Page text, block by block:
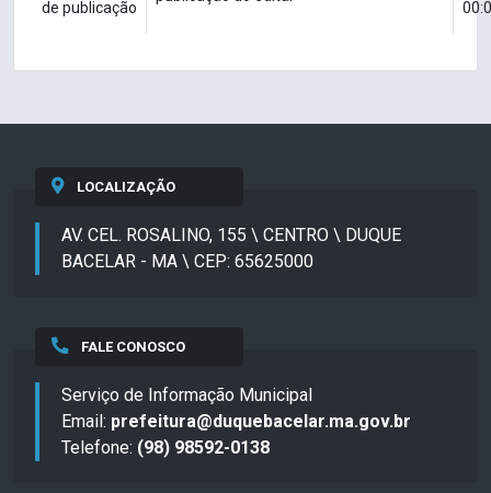
de publicação
LOCALIZAÇÃO
AV. CEL. ROSALINO, 155 \ CENTRO \ DUQUE
BACELAR - MA \ CEP: 65625000
FALE CONOSCO
Serviço de Informação Municipal
Email: prefeitura@duquebacelar.ma.gov.br
Telefone: (98) 98592-0138